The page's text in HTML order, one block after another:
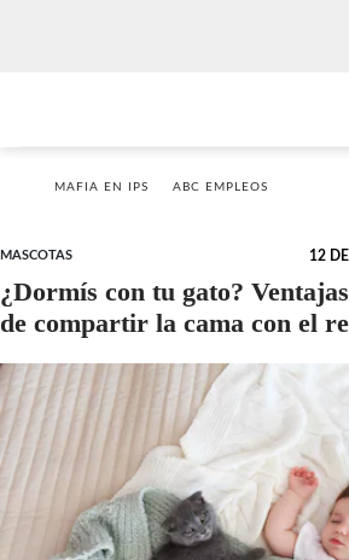
MAFIA EN IPS ABC EMPLEOS
MASCOTAS 12
¿Dormís con tu gato?
de compartir la cama con el